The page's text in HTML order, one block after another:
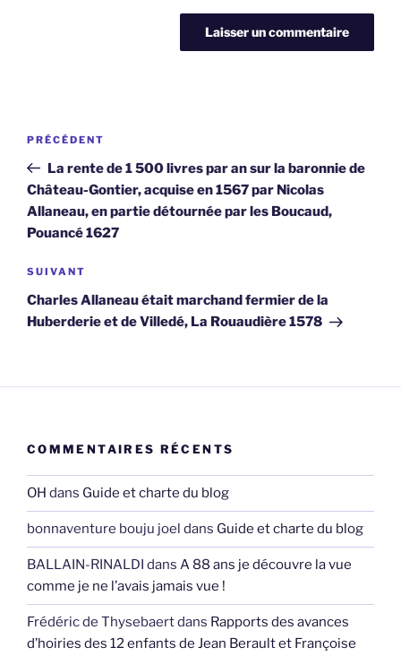
Navigation
l’article
Article
précédent
PRÉCÉDENT
La rente de 1 500 livres par an sur la baronnie de
Château-Gontier, acquise en 1567 par Nicolas
Allaneau, en partie détournée par les Boucaud,
Pouancé 1627
Article
suivant
SUIVANT
Charles Allaneau était marchand fermier de la
Huberderie et de Villedé, La Rouaudière 1578
COMMENTAIRES RÉCENTS
OH dans Guide et charte du blog
bonnaventure bouju joel dans Guide et charte du blog
BALLAIN-RINALDI dans A 88 ans je découvre la vue
comme je ne l’avais jamais vue !
Frédéric de Thysebaertdans Rapports des avances
d’hoiries des 12 enfants de Jean Berault et Françoise